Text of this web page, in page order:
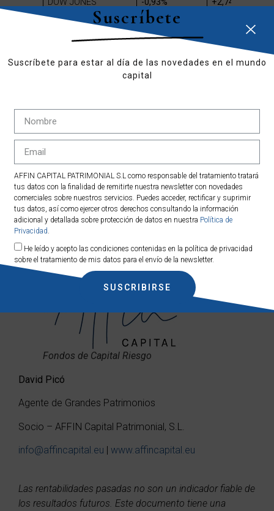
S&P 500 -0,26% +7,42%
NASDAQ 100
Mas información en:www.affincapital.eu/gestión-
patrimonial
Contacta con Affin
Capital:www.affincapital.eu/contact
Fondos de Capital Riesgo
David Picó
Agente de Grandes Patrimonios
Socio – AFFIN Capital Patrimonial, S.L.
info@affincapital.eu | www.affincapital.eu
Las rentabilidades pasadas no son un indicador fiable de
los resultados futuros. Este documento tiene una
Suscríbete
Suscríbete para estar al día de las novedades en el mundo
capital
AFFIN CAPITAL PATRIMONIAL S.L como responsable del tratamiento tratará
tus datos con la finalidad de remitirte nuestra newsletter con novedades
comerciales sobre nuestros servicios. Puedes acceder, rectificar y suprimir
tus datos, así como ejercer otros derechos consultando la información
adicional y detallada sobre protección de datos en nuestra Política de
Privacidad.
He leído y acepto las condiciones contenidas en la política de privacidad
sobre el tratamiento de mis datos para el envío de la newsletter.
SUSCRIBIRSE